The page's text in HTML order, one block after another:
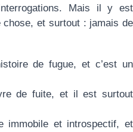
Mais il y est
chose, et surtout : jamais de
de fugue, et c’est un
de fuite, et il est surtout
immobile et introspectif, et